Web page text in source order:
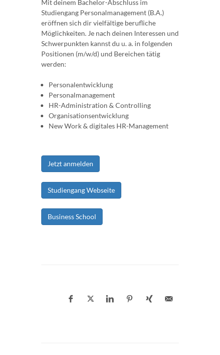
Mit deinem Bachelor-Abschluss im
Studiengang Personalmanagement (B.A.)
eröffnen sich dir vielfältige berufliche
Möglichkeiten. Je nach deinen Interessen und
Schwerpunkten kannst du u. a. in folgenden
Positionen (m/w/d) und Bereichen tätig
werden:
Personalentwicklung
Personalmanagement
HR-Administration & Controlling
Organisationsentwicklung
New Work & digitales HR-Management
Jetzt anmelden
Studiengang Webseite
Business School